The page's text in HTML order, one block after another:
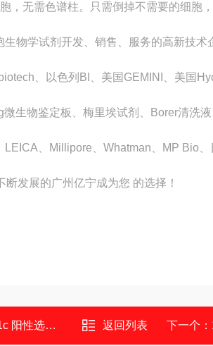
无需色谱柱。只需倒掉不需要的细胞
物学试剂开发、销售、服务的高新技术
、以色列BI、美国GEMINI、美国
生物鉴定板、梅里埃试剂、Borer清洗液
、Millipore、Whatman、MP Bio、
发展的广州亿宁成为您 的选择！
试剂盒 II 返回列表 下一个：